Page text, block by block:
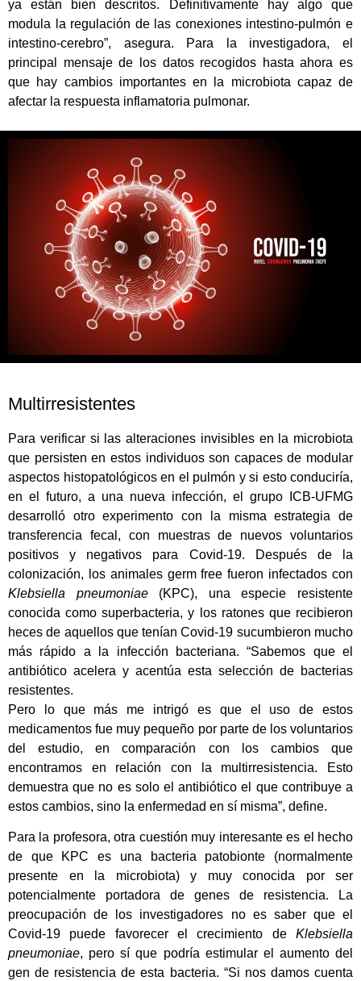
ya están bien descritos. Definitivamente hay algo que
modula la regulación de las conexiones intestino-pulmón e
intestino-cerebro”, asegura. Para la investigadora, el
principal mensaje de los datos recogidos hasta ahora es
que hay cambios importantes en la microbiota capaz de
afectar la respuesta inflamatoria pulmonar.
Multirresistentes
Para verificar si las alteraciones invisibles en la microbiota
que persisten en estos individuos son capaces de modular
aspectos histopatológicos en el pulmón y si esto conduciría,
en el futuro, a una nueva infección, el grupo ICB-UFMG
desarrolló otro experimento con la misma estrategia de
transferencia fecal, con muestras de nuevos voluntarios
positivos y negativos para Covid-19. Después de la
colonización, los animales germ free fueron infectados con
Klebsiella pneumoniae(KPC), una especie resistente
conocida como superbacteria, y los ratones que recibieron
heces de aquellos que tenían Covid-19 sucumbieron mucho
más rápido a la infección bacteriana. “Sabemos que el
antibiótico acelera y acentúa esta selección de bacterias
resistentes.
Pero lo que más me intrigó es que el uso de estos
medicamentos fue muy pequeño por parte de los voluntarios
del estudio, en comparación con los cambios que
encontramos en relación con la multirresistencia. Esto
demuestra que no es solo el antibiótico el que contribuye a
estos cambios, sino la enfermedad en sí misma”, define.
Para la profesora, otra cuestión muy interesante es el hecho
de que KPC es una bacteria patobionte (normalmente
presente en la microbiota) y muy conocida por ser
potencialmente portadora de genes de resistencia. La
preocupación de los investigadores no es saber que el
Covid-19 puede favorecer el crecimiento de Klebsiella
pneumoniae, pero sí que podría estimular el aumento del
gen de resistencia de esta bacteria. “Si nos damos cuenta